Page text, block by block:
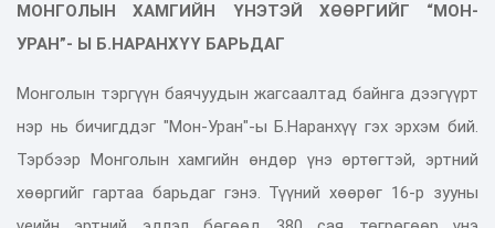
МОНГОЛЫН ХАМГИЙН ҮНЭТЭЙ ХӨӨРГИЙГ “МОН-
УРАН”- Ы Б.НАРАНХҮҮ БАРЬДАГ
Монголын тэргүүн баячуудын жагсаалтад байнга дээгүүрт
нэр нь бичигддэг "Мон-Уран"-ы Б.Наранхүү гэх эрхэм бий.
Тэрбээр Монголын хамгийн өндөр үнэ өртөгтэй, эртний
хөөргийг гартаа барьдаг гэнэ. Түүний хөөрөг 16-р зууны